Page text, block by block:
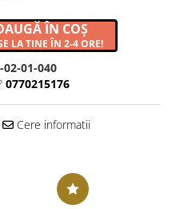
ÎN COȘ
LA TINE ÎN 2-4 ORE!
02-01-040
0770215176
Cere informatii